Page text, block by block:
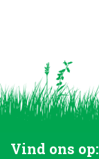
Vind ons op: